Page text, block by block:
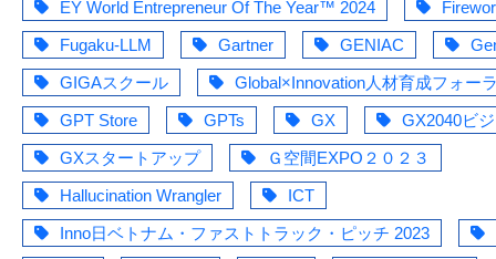
EY World Entrepreneur Of The Year™ 2024
Fugaku-LLM
Gartner GENIAC
GIGAスクール
Global×Innovation人材育成フォー
GPT Store
GPTs GX
GX2040ビ
GXスタートアップ
Ｇ空間EXPO２０２３
Hallucination Wrangler
ICT
Inno日ベトナム・ファストトラック・ピッチ 2023